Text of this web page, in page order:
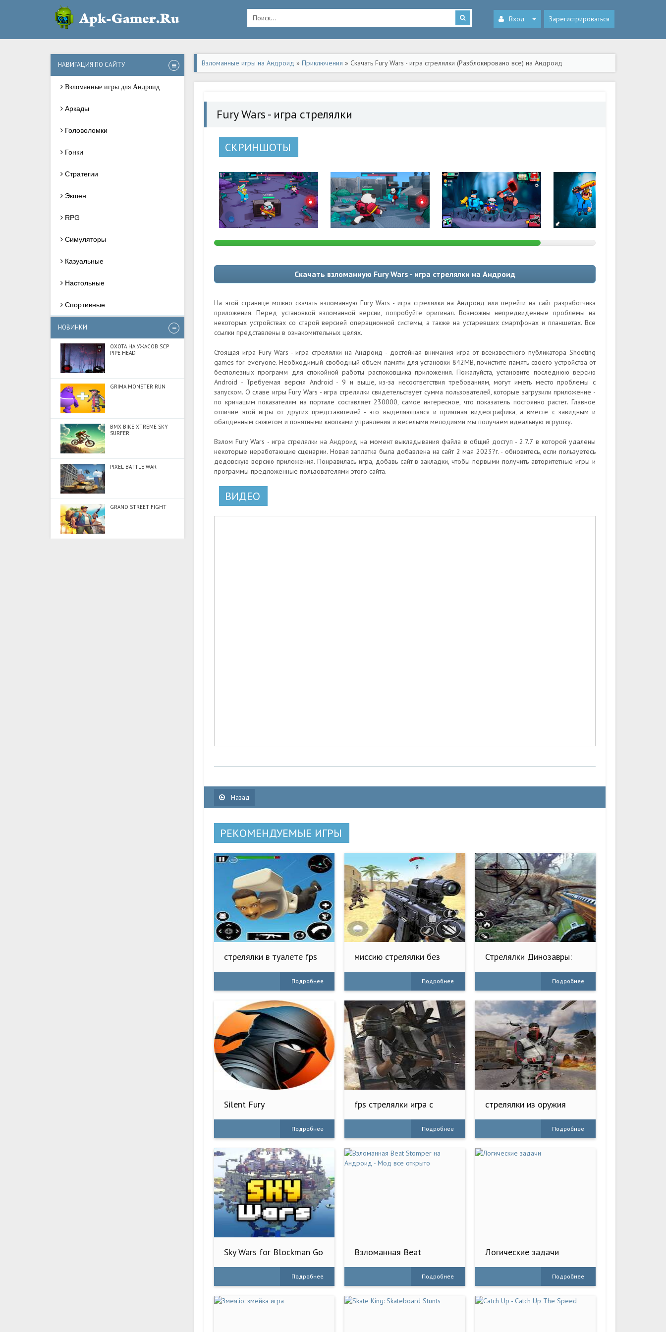
Вход Зарегистрироваться
НАВИГАЦИЯ ПО САЙТУ
Взломанные игры для Андроид
Аркады
Головоломки
Гонки
Стратегии
Экшен
RPG
Симуляторы
Казуальные
Настольные
Спортивные
НОВИНКИ
ОХОТА НА УЖАСОВ SCP
PIPE HEAD
GRIMA MONSTER RUN
BMX BIKE XTREME SKY
SURFER
PIXEL BATTLE WAR
GRAND STREET FIGHT
Взломанные игры на Андроид » Приключения » Скачать Fury Wars - игра стрелялки (Разблокировано все) на Андроид
Fury Wars - игра стрелялки
СКРИНШОТЫ
Скачать взломанную Fury Wars - игра стрелялки на Андроид
На этой странице можно скачать взломанную Fury Wars - игра стрелялки на Андроид или перейти на сайт разработчика
приложения. Перед установкой взломанной версии, попробуйте оригинал. Возможны непредвиденные проблемы на
некоторых устройствах со старой версией операционной системы, а также на устаревших смартфонах и планшетах. Все
ссылки представлены в ознакомительных целях.
Стоящая игра Fury Wars - игра стрелялки на Андроид - достойная внимания игра от всеизвестного публикатора Shooting
games for everyone. Необходимый свободный объем памяти для установки 842MB, почистите память своего устройства от
бесполезных программ для спокойной работы распоковщика приложения. Пожалуйста, установите последнюю версию
Android - Требуемая версия Android - 9 и выше, из-за несоответствия требованиям, могут иметь место проблемы с
запуском. О славе игры Fury Wars - игра стрелялки свидетельствует сумма пользователей, которые загрузили приложение -
по кричащим показателям на портале составляет 230000, самое интересное, что показатель постоянно растет. Главное
отличие этой игры от других представителей - это выделяющаяся и приятная видеографика, а вместе с завидным и
обалденным сюжетом и понятными кнопками управления и веселыми мелодиями мы получаем идеальную игрушку.
Взлом Fury Wars - игра стрелялки на Андроид на момент выкладывания файла в общий доступ - 2.7.7 в которой удалены
некоторые неработающие сценарии. Новая заплатка была добавлена на сайт 2 мая 2023?г. - обновитесь, если пользуетесь
дедовскую версию приложения. Понравилась игра, добавь сайт в закладки, чтобы первыми получить авторитетные игры и
программы предложенные пользователями этого сайта.
ВИДЕО
Назад
РЕКОМЕНДУЕМЫЕ ИГРЫ
стрелялки в туалете fps
Подробнее
миссию стрелялки без
Подробнее
Стрелялки Динозавры:
Подробнее
Silent Fury
Подробнее
fps стрелялки игра с
Подробнее
стрелялки из оружия
Подробнее
Sky Wars for Blockman Go
Подробнее
Взломанная Beat
Мод все открытоПодробнее
Логические задачи
Подробнее